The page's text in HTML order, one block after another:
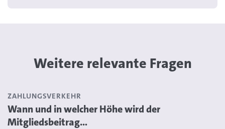
Weitere relevante Fragen
ZAHLUNGSVERKEHR
Wann und in welcher Höhe wird der
Mitgliedsbeitrag...